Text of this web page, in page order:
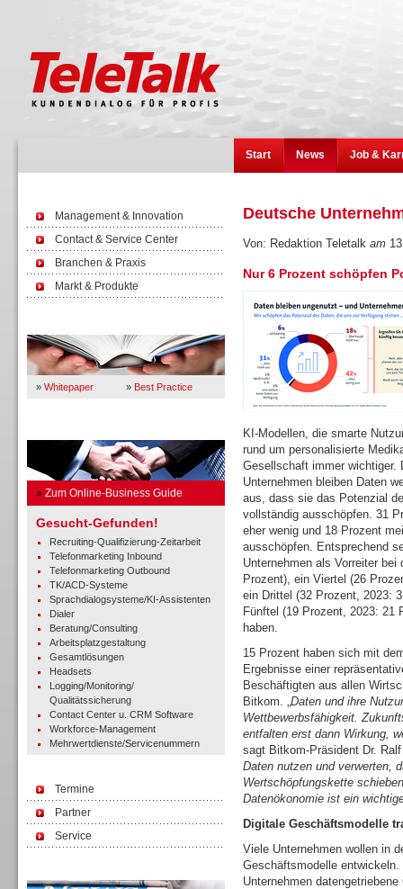
Start News Job &
Management & Innovation
Contact & Service Center
Branchen & Praxis
Markt & Produkte
» Whitepaper » Best Practice
» Zum Online-Business Guide
Gesucht-Gefunden!
Recruiting-Qualifizierung-Zeitarbeit
Telefonmarketing Inbound
Telefonmarketing Outbound
TK/ACD-Systeme
Sprachdialogsysteme/KI-Assistenten
Dialer
Beratung/Consulting
Arbeitsplatzgestaltung
Gesamtlösungen
Headsets
Logging/Monitoring/
Qualitätssicherung
Contact Center u. CRM Software
Workforce-Management
Mehrwertdienste/Servicenummern
Termine
Partner
Service
Deutsche
Von: Redaktion Teletalk am
Nur 6 Prozent schöpfen
KI-Modellen, die smarte
rund um personalisierte
Gesellschaft immer wichtiger.
Unternehmen bleiben Daten
aus, dass sie das Potenzial
vollständig ausschöpfen. 31
eher wenig und 18 Prozent
ausschöpfen. Entsprechend
Unternehmen als Vorreiter
Prozent), ein Viertel (26
ein Drittel (32 Prozent, 2023:
Fünftel (19 Prozent, 2023: 21
haben.
15 Prozent haben sich mit
Ergebnisse einer
Beschäftigten aus allen
Bitkom. „Daten und ihre
Wettbewerbsfähigkeit.
entfalten erst dann Wirkung,
sagt Bitkom-Präsident Dr.
Daten nutzen und verwerten,
Wertschöpfungskette
Datenökonomie ist ein
Digitale Geschäftsmodelle
Viele Unternehmen wollen in
Geschäftsmodelle
Unternehmen